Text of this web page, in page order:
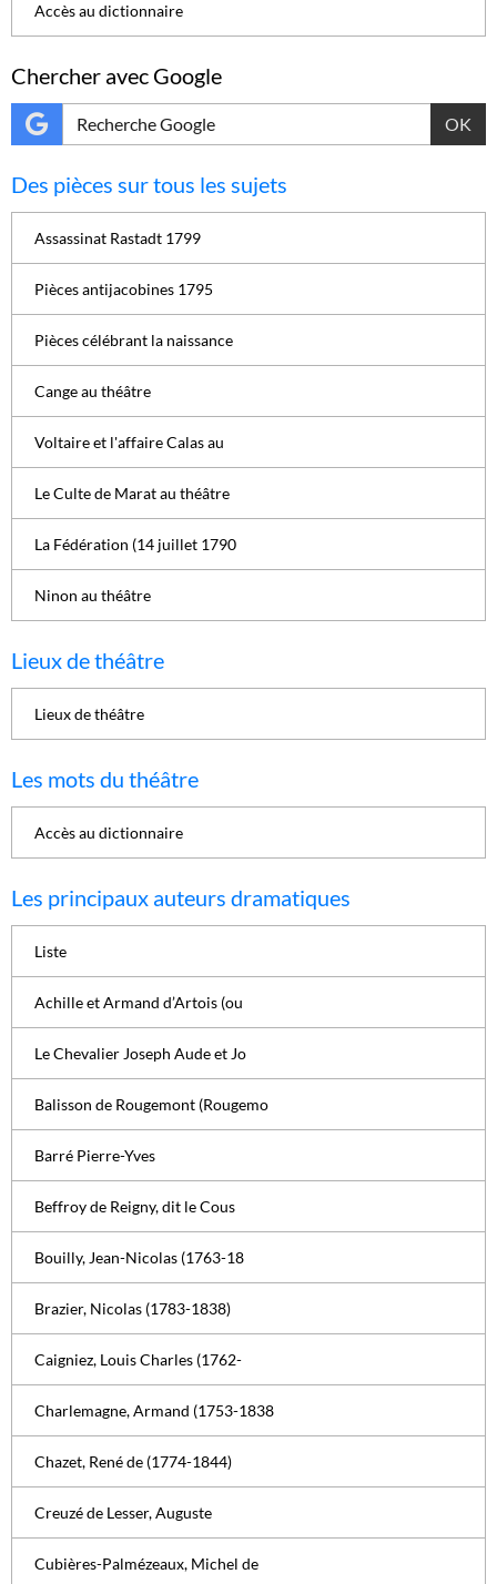
Accès au dictionnaire
Chercher avec Google
OK
Des pièces sur tous les sujets
Assassinat Rastadt 1799
Pièces antijacobines 1795
Pièces célébrant la naissance
Cange au théâtre
Voltaire et l'affaire Calas au
Le Culte de Marat au théâtre
La Fédération (14 juillet 1790
Ninon au théâtre
Lieux de théâtre
Lieux de théâtre
Les mots du théâtre
Accès au dictionnaire
Les principaux auteurs dramatiques
Liste
Achille et Armand d’Artois (ou
Le Chevalier Joseph Aude et Jo
Balisson de Rougemont (Rougemo
Barré Pierre-Yves
Beffroy de Reigny, dit le Cous
Bouilly, Jean-Nicolas (1763-18
Brazier, Nicolas (1783-1838)
Caigniez, Louis Charles (1762-
Charlemagne, Armand (1753-1838
Chazet, René de (1774-1844)
Creuzé de Lesser, Auguste
Cubières-Palmézeaux, Michel de